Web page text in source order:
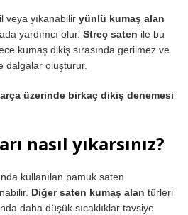
veya yıkanabilir yünlü kumaş alan
yardımcı olur. Streç saten ile bu
kumaş dikiş sırasında gerilmez ve
dalgalar oluşturur.
üzerinde birkaç dikiş denemesi
nasıl yıkarsınız?
kullanılan pamuk saten
Diğer saten kumaş alan türleri
daha düşük sıcaklıklar tavsiye